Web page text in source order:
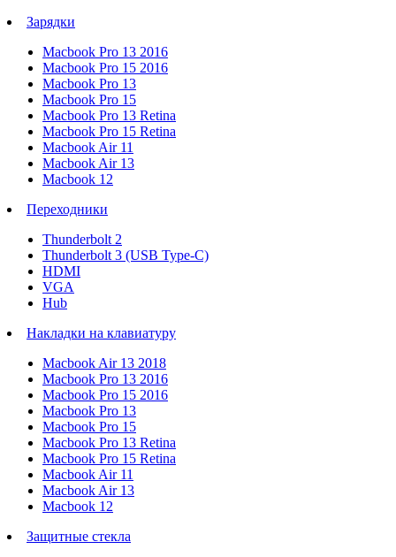
Зарядки
Macbook Pro 13 2016
Macbook Pro 15 2016
Macbook Pro 13
Macbook Pro 15
Macbook Pro 13 Retina
Macbook Pro 15 Retina
Macbook Air 11
Macbook Air 13
Macbook 12
Переходники
Thunderbolt 2
Thunderbolt 3 (USB Type-C)
HDMI
VGA
Hub
Накладки на клавиатуру
Macbook Air 13 2018
Macbook Pro 13 2016
Macbook Pro 15 2016
Macbook Pro 13
Macbook Pro 15
Macbook Pro 13 Retina
Macbook Pro 15 Retina
Macbook Air 11
Macbook Air 13
Macbook 12
Защитные стекла